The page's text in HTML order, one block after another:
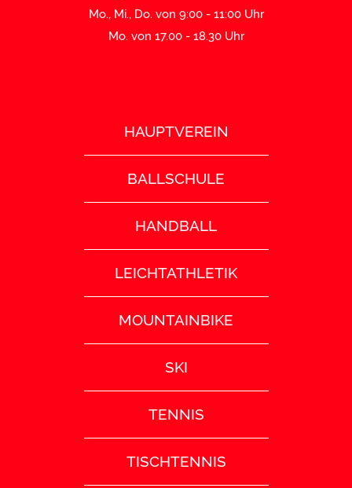
Mo., Mi., Do. von 9:00 - 11:00 Uhr
Mo. von 17.00 - 18.30 Uhr
HAUPTVEREIN
BALLSCHULE
HANDBALL
LEICHTATHLETIK
MOUNTAINBIKE
SKI
TENNIS
TISCHTENNIS